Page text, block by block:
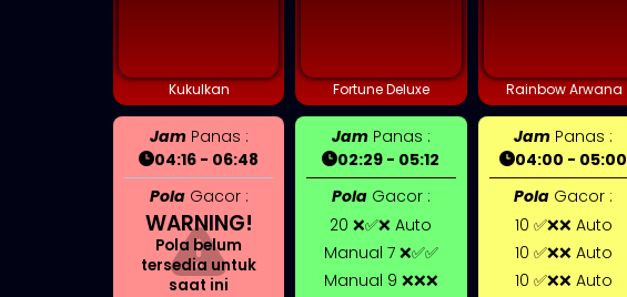
Kukulkan
JamPanas :
04:16 - 06:48
PolaGacor :
WARNING!
Pola belum
tersedia untuk
saat ini
Fortune Deluxe
JamPanas :
02:29 - 05:12
PolaGacor :
20 ❌✅❌ Auto
Manual 7 ❌✅✅
Manual 9 ❌❌❌
Rainbow Arwana
Jam Panas :
04:00 - 05:00
Pola Gacor :
10 ✅❌❌ Auto
10 ✅❌❌ Auto
10 ✅❌❌ Auto